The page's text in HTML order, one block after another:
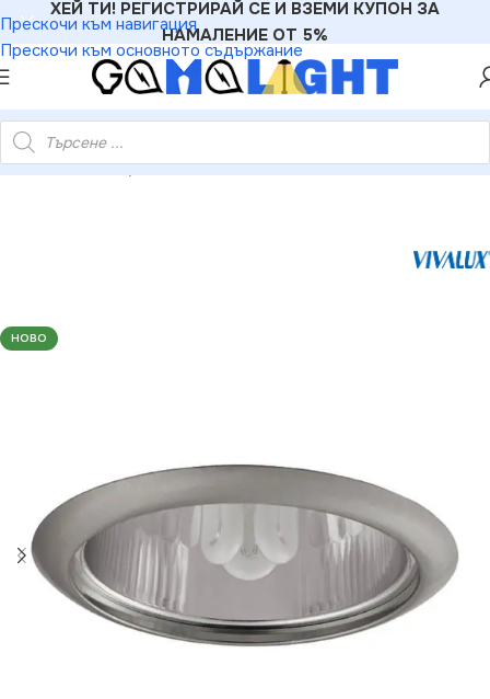
Прескочи към навигация
Прескочи към основното съдържание
ХЕЙ ТИ! РЕГИСТРИРАЙ СЕ И ВЗЕМИ КУПОН ЗА
НАМАЛЕНИЕ ОТ 5%
VIV001230 Луна за вграждане DLBS-1AV/27 матиран хром
НОВО